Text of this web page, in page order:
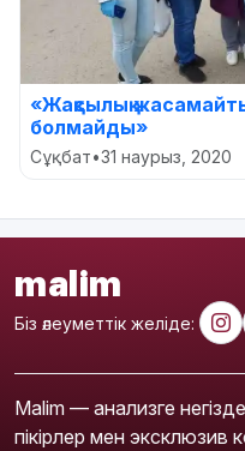
«Жақсылық
болмайды»
Сұқбат•31 наурыз, 2020
malim
Біз әлеуметтік желіде:
Malim — анализге
пікірлер мен эксклюзив